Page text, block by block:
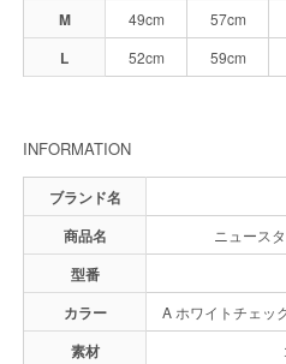
M 49cm 57cm
L 52cm 59cm
INFORMATION
ブランド名
商品名 ニュース
型番
カラー A ホワイトチェッ
素材